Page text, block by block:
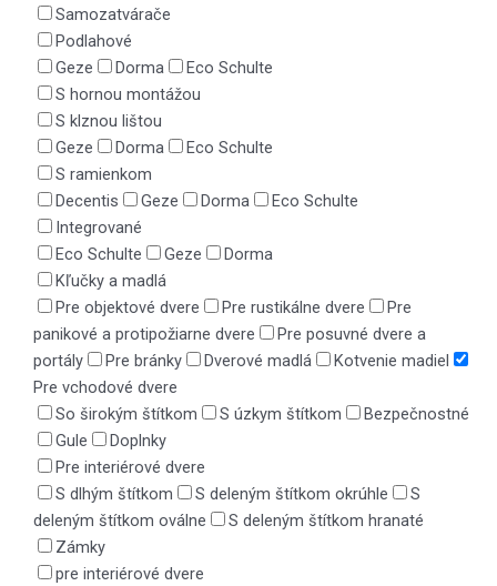
Samozatvárače
Podlahové
Geze
Dorma
Eco Schulte
S hornou montážou
S klznou lištou
Geze
Dorma
Eco Schulte
S ramienkom
Decentis
Geze Dorma
Eco Schulte
Integrované
Eco Schulte
Geze
Dorma
Kľučky a madlá
Pre objektové dvere
Pre rustikálne dvere
Pre
panikové a protipožiarne dvere
Pre posuvné dvere a
portály
Pre bránky Dverové madlá
Kotvenie madiel
Pre vchodové dvere
So širokým štítkom
S úzkym štítkom
Bezpečnostné
Gule
Doplnky
Pre interiérové dvere
S dlhým štítkom
S deleným štítkom okrúhle
S
deleným štítkom oválne
S deleným štítkom hranaté
Zámky
pre interiérové dvere